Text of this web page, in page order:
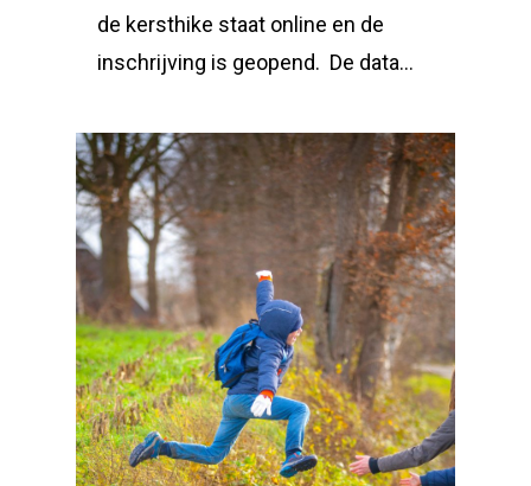
de kersthike staat online en de
inschrijving is geopend. De data…